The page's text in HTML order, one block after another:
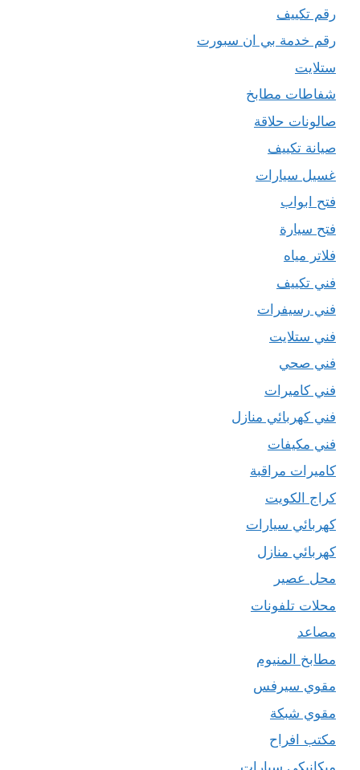
رقم تكييف
رقم خدمة بي ان سبورت
ستلايت
شفاطات مطابخ
صالونات حلاقة
صيانة تكييف
غسيل سيارات
فتح ابواب
فتح سيارة
فلاتر مياه
فني تكييف
فني رسيفرات
فني ستلايت
فني صحي
فني كاميرات
فني كهربائي منازل
فني مكيفات
كاميرات مراقبة
كراج الكويت
كهربائي سيارات
كهربائي منازل
محل عصير
محلات تلفونات
مصاعد
مطابخ المنيوم
مقوي سيرفس
مقوي شبكة
مكتب افراح
ميكانيكي سيارات